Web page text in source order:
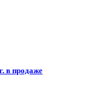
в продаже